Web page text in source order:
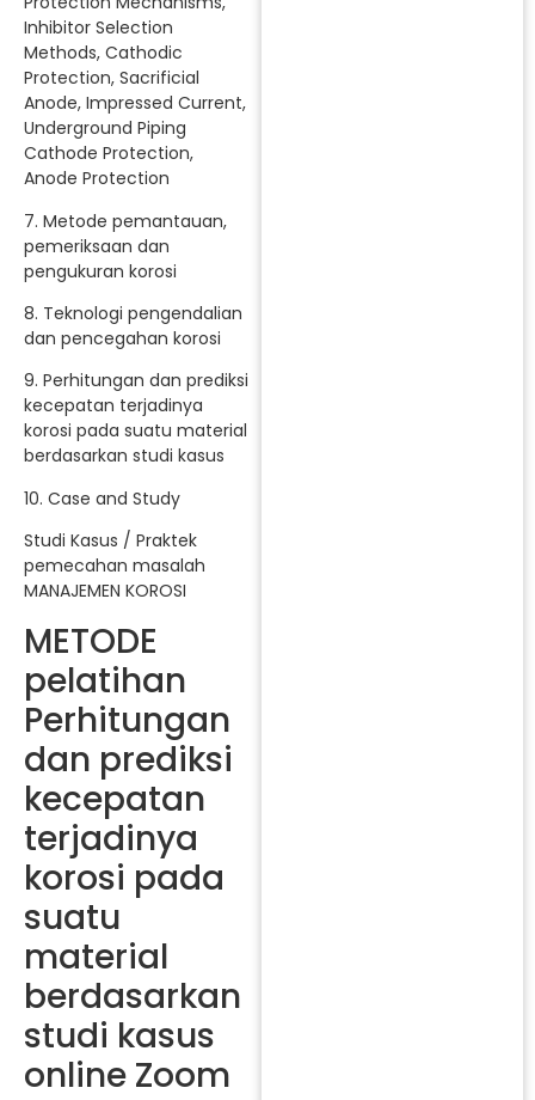
Inhibitor Selection
Methods, Cathodic
Protection, Sacrificial
Anode, Impressed Current,
Underground Piping
Cathode Protection,
Anode Protection
7. Metode pemantauan,
pemeriksaan dan
pengukuran korosi
8. Teknologi pengendalian
dan pencegahan korosi
9. Perhitungan dan prediksi
kecepatan terjadinya
korosi pada suatu material
berdasarkan studi kasus
10. Case and Study
Studi Kasus / Praktek
pemecahan masalah
MANAJEMEN KOROSI
METODE
pelatihan
Perhitungan
dan prediksi
kecepatan
terjadinya
korosi pada
suatu
material
berdasarkan
studi kasus
online Zoom